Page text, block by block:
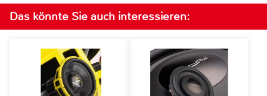
Das könnte Sie auch interessieren: